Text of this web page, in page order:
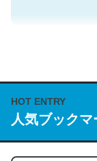
説してる記事が
https://
/064121
─GPTの仕組みと
HOT ENTRY
人気ブック